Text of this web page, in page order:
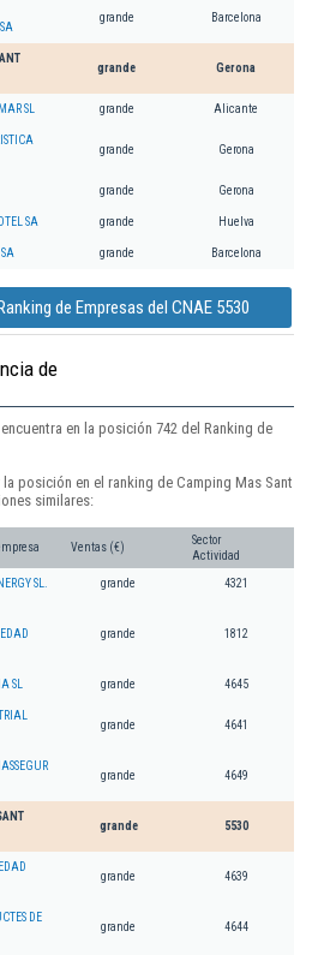
grande Barcelona
grande Gerona
SL grande Alicante
grande Gerona
grande Gerona
SA grande Huelva
grande Barcelona
de Empresas del CNAE 5530
de
en la posición 742 del Ranking de
posición en el ranking de Camping Mas Sant
similares:
Ventas (€)
Sector
Actividad
SL. grande 4321
grande 1812
SL grande 4645
grande 4641
grande 4649
grande 5530
grande 4639
DE
grande 4644